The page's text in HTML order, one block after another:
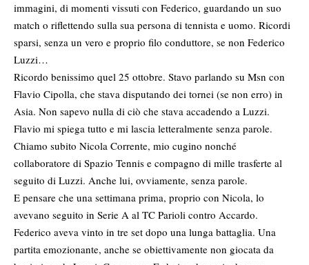
immagini, di momenti vissuti con Federico, guardando un suo
match o riflettendo sulla sua persona di tennista e uomo. Ricordi
sparsi, senza un vero e proprio filo conduttore, se non Federico
Luzzi…
Ricordo benissimo quel 25 ottobre. Stavo parlando su Msn con
Flavio Cipolla, che stava disputando dei tornei (se non erro) in
Asia. Non sapevo nulla di ciò che stava accadendo a Luzzi.
Flavio mi spiega tutto e mi lascia letteralmente senza parole.
Chiamo subito Nicola Corrente, mio cugino nonché
collaboratore di Spazio Tennis e compagno di mille trasferte al
seguito di Luzzi. Anche lui, ovviamente, senza parole.
E pensare che una settimana prima, proprio con Nicola, lo
avevano seguito in Serie A al TC Parioli contro Accardo.
Federico aveva vinto in tre set dopo una lunga battaglia. Una
partita emozionante, anche se obiettivamente non giocata da